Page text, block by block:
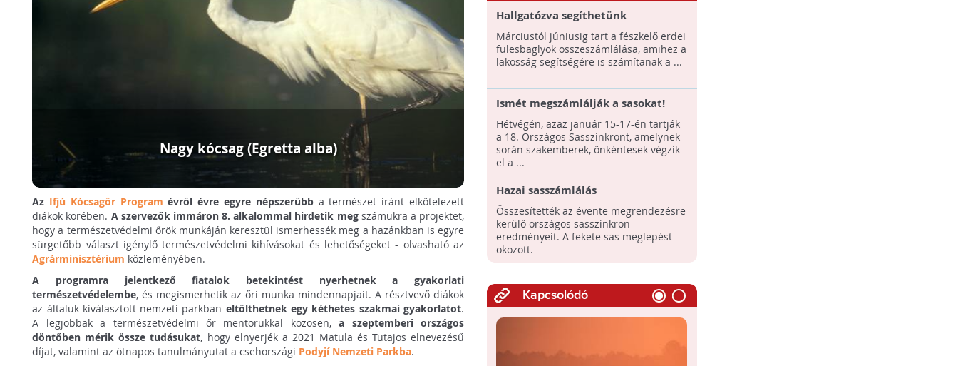
Nagy kócsag (Egretta alba)
Az Ifjú Kócsagőr Program évről évre egyre népszerűbba természet iránt elkötelezett
diákok körében. A szervezők immáron 8. alkalommal hirdetik megszámukra a projektet,
hogy a természetvédelmi őrök munkáján keresztül ismerhessék meg a hazánkban is egyre
sürgetőbb választ igénylő természetvédelmi kihívásokat és lehetőségeket - olvasható az
Agrárminisztérium közleményében.
A programra jelentkező fiatalok betekintést nyerhetnek a gyakorlati
természetvédelembe, és megismerhetik az őri munka mindennapjait. A résztvevő diákok
az általuk kiválasztott nemzeti parkban eltölthetnek egy kéthetes szakmai gyakorlatot.
A legjobbak a természetvédelmi őr mentorukkal közösen,a szeptemberi országos
döntőben mérik össze tudásukat, hogy elnyerjék a 2021 Matula és Tutajos elnevezésű
díjat, valamint az ötnapos tanulmányutat a csehországi Podyjí Nemzeti Parkba.
Hallgatózva segíthetünk
fülesbaglyokat számlálni!
Márciustól júniusig tart a fészkelő erdei
fülesbaglyok összeszámlálása, amihez a
lakosság segítségére is számítanak a ...
Ismét megszámlálják a sasokat!
Hétvégén, azaz január 15-17-én tartják
a 18. Országos Sasszinkront, amelynek
során szakemberek, önkéntesek végzik
el a ...
Hazai sasszámlálás
Összesítették az évente megrendezésre
kerülő országos sasszinkron
eredményeit. A fekete sas meglepést
okozott.
Kapcsolódó